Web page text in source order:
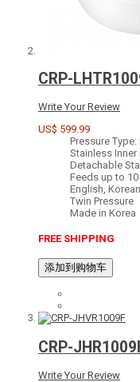
CRP-
Write Your Review
US$ 599.99
Pressure
Stainless Inner
Detachable
Feeds up to
English,
Twin Pressure
Made in Korea
FREE SHIPPING
添加到购物车
CRP-
Write Your Review